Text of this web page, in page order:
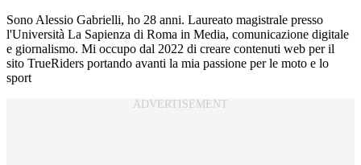
Sono Alessio Gabrielli, ho 28 anni. Laureato magistrale presso
l'Università La Sapienza di Roma in Media, comunicazione digitale
e giornalismo. Mi occupo dal 2022 di creare contenuti web per il
sito TrueRiders portando avanti la mia passione per le moto e lo
sport